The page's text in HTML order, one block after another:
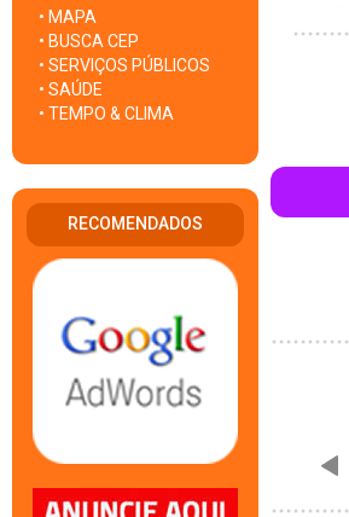
• MAPA
• BUSCA CEP
• SERVIÇOS PÚBLICOS
• SAÚDE
• TEMPO & CLIMA
RECOMENDADOS